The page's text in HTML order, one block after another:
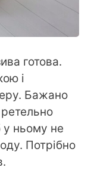
готова.
і
Бажано
ньому не
Потрібно